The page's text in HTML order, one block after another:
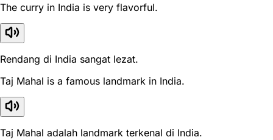
The curry in India is very flavorful.
Rendang di India sangat lezat.
Taj Mahal is a famous landmark in India.
Taj Mahal adalah landmark terkenal di India.